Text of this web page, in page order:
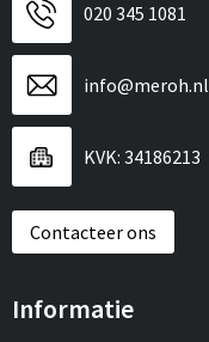
020 345 1081
info@meroh.nl
KVK: 34186213
Contacteer ons
Informatie